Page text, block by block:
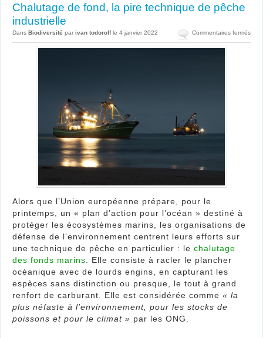
Chalutage de fond, la pire technique de pêche
industrielle
Dans Biodiversité par ivan todoroffle 4 janvier 2022 Commentaires ferméssur
Alors que l’Union européenne prépare, pour le
printemps, un « plan d’action pour l’océan » destiné à
protéger les écosystèmes marins, les organisations de
défense de l’environnement centrent leurs efforts sur
une technique de pêche en particulier : le chalutage
des fonds marins. Elle consiste à racler le plancher
océanique avec de lourds engins, en capturant les
espèces sans distinction ou presque, le tout à grand
renfort de carburant. Elle est considérée comme « la
plus néfaste à l’environnement, pour les stocks de
poissons et pour le climat » par les ONG.